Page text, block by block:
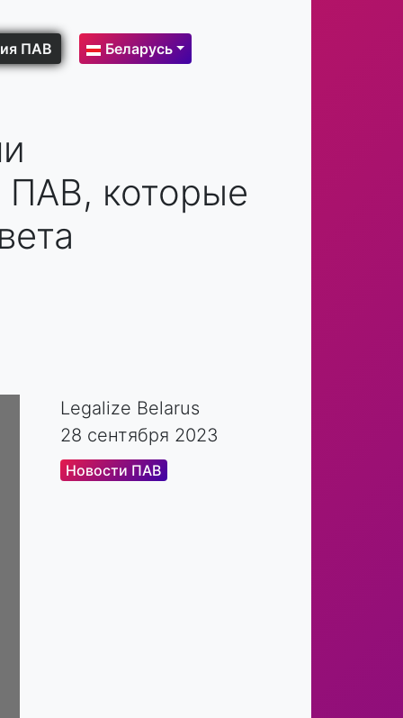
ПАВ Беларусь
ПАВ, которые
Legalize Belarus
28 сентября 2023
Новости ПАВ